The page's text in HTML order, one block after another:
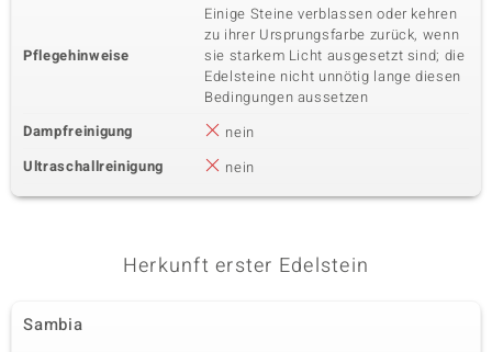
Pflegehinweise
Einige Steine verblassen oder kehren
zu ihrer Ursprungsfarbe zurück, wenn
sie starkem Licht ausgesetzt sind; die
Edelsteine nicht unnötig lange diesen
Bedingungen aussetzen
Dampfreinigung
nein
Ultraschallreinigung
nein
Herkunft erster Edelstein
Sambia